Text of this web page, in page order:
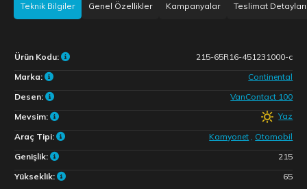
Teknik Bilgiler Genel Özellikler Kampanyalar Teslimat Detayları
Ürün Kodu:
215-65R16-451231000-c
Marka:
Continental
Desen:
VanContact 100
Mevsim:
Yaz
Araç Tipi:
Kamyonet , Otomobil
Genişlik:
215
Yükseklik:
65